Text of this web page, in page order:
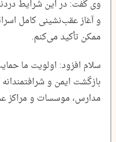
وی گفت: در این شرایط
و آغاز عقب‌نشینی کامل
ممکن تأکید می‌کنم.
سلام افزود: اولویت ما
بازگشت ایمن و
مدارس، موسسات و مراکز